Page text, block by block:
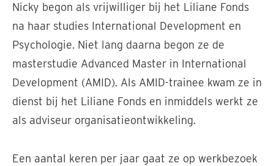
Nicky begon als vrijwilliger bij het Liliane Fonds
na haar studies International Development en
Psychologie. Niet lang daarna begon ze de
masterstudie Advanced Master in International
Development (AMID). Als AMID-trainee kwam ze in
dienst bij het Liliane Fonds en inmiddels werkt ze
als adviseur organisatieontwikkeling.
Een aantal keren per jaar gaat ze op werkbezoek